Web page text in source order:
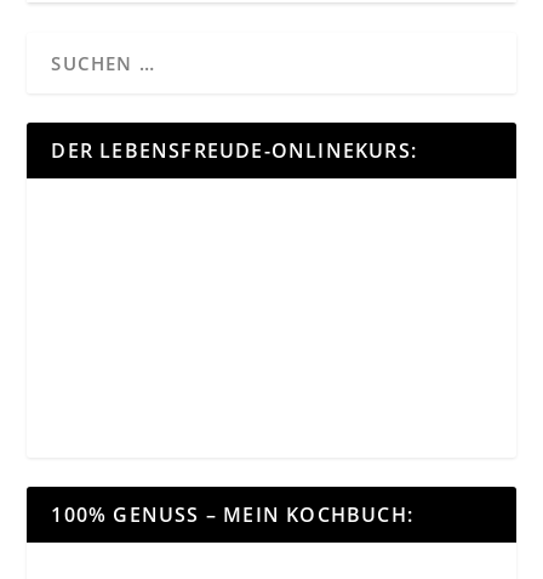
DER LEBENSFREUDE-ONLINEKURS:
100% GENUSS – MEIN KOCHBUCH: